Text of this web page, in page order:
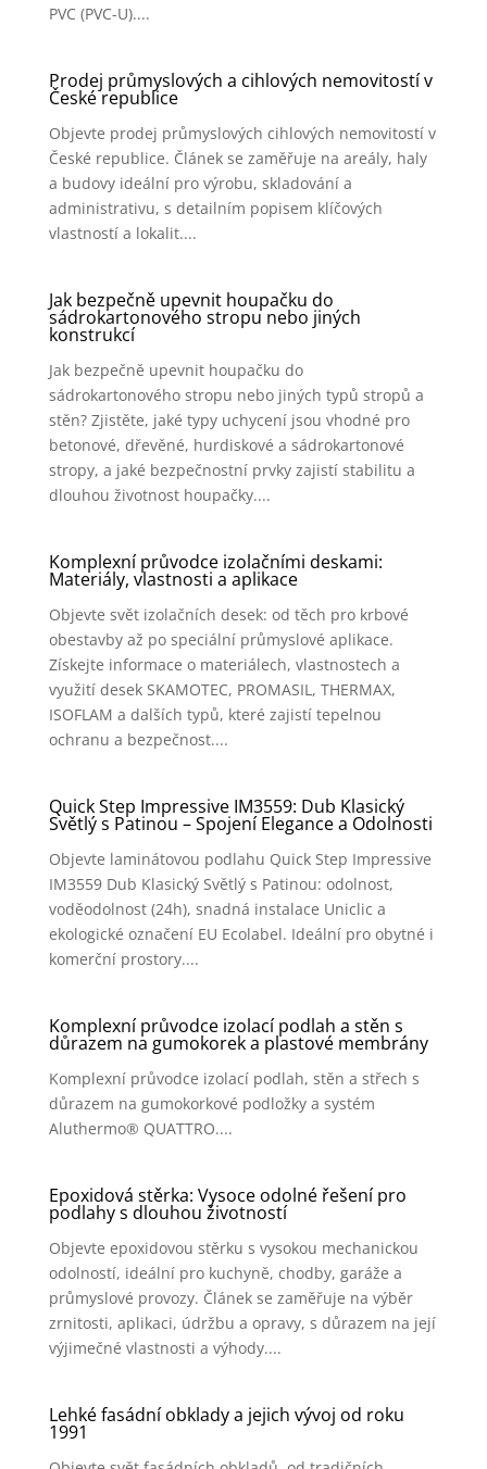
PVC (PVC-U)....
Prodej průmyslových a cihlových nemovitostí v
České republice
Objevte prodej průmyslových cihlových nemovitostí v
České republice. Článek se zaměřuje na areály, haly
a budovy ideální pro výrobu, skladování a
administrativu, s detailním popisem klíčových
vlastností a lokalit....
Jak bezpečně upevnit houpačku do
sádrokartonového stropu nebo jiných
konstrukcí
Jak bezpečně upevnit houpačku do
sádrokartonového stropu nebo jiných typů stropů a
stěn? Zjistěte, jaké typy uchycení jsou vhodné pro
betonové, dřevěné, hurdiskové a sádrokartonové
stropy, a jaké bezpečnostní prvky zajistí stabilitu a
dlouhou životnost houpačky....
Komplexní průvodce izolačními deskami:
Materiály, vlastnosti a aplikace
Objevte svět izolačních desek: od těch pro krbové
obestavby až po speciální průmyslové aplikace.
Získejte informace o materiálech, vlastnostech a
využití desek SKAMOTEC, PROMASIL, THERMAX,
ISOFLAM a dalších typů, které zajistí tepelnou
ochranu a bezpečnost....
Quick Step Impressive IM3559: Dub Klasický
Světlý s Patinou – Spojení Elegance a Odolnosti
Objevte laminátovou podlahu Quick Step Impressive
IM3559 Dub Klasický Světlý s Patinou: odolnost,
voděodolnost (24h), snadná instalace Uniclic a
ekologické označení EU Ecolabel. Ideální pro obytné i
komerční prostory....
Komplexní průvodce izolací podlah a stěn s
důrazem na gumokorek a plastové membrány
Komplexní průvodce izolací podlah, stěn a střech s
důrazem na gumokorkové podložky a systém
Aluthermo® QUATTRO....
Epoxidová stěrka: Vysoce odolné řešení pro
podlahy s dlouhou životností
Objevte epoxidovou stěrku s vysokou mechanickou
odolností, ideální pro kuchyně, chodby, garáže a
průmyslové provozy. Článek se zaměřuje na výběr
zrnitosti, aplikaci, údržbu a opravy, s důrazem na její
výjimečné vlastnosti a výhody....
Lehké fasádní obklady a jejich vývoj od roku
1991